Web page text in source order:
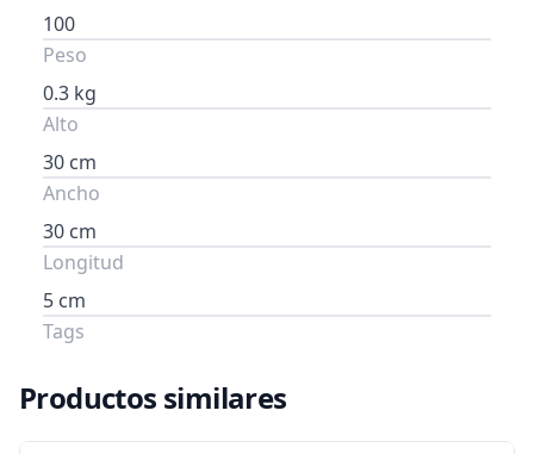
100
Peso
0.3 kg
Alto
30 cm
Ancho
30 cm
Longitud
5 cm
Tags
Productos similares